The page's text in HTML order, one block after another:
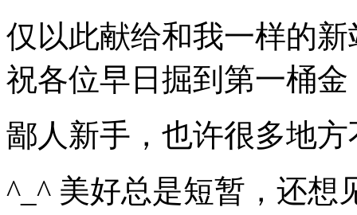
仅以此献给和我一样的
祝各位早日掘到第一桶金
鄙人新手，也许很多地
^_^ 美好总是短暂，还想